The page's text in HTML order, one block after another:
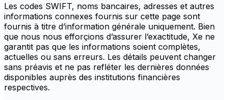
Les codes SWIFT, noms bancaires, adresses et autres
informations connexes fournis sur cette page sont
fournis à titre d’information générale uniquement. Bien
que nous nous efforçions d’assurer l’exactitude, Xe ne
garantit pas que les informations soient complètes,
actuelles ou sans erreurs. Les détails peuvent changer
sans préavis et ne pas refléter les dernières données
disponibles auprès des institutions financières
respectives.